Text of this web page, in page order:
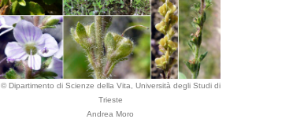
© Dipartimento di Scienze della Vita, Università degli Studi di
Trieste
Andrea Moro